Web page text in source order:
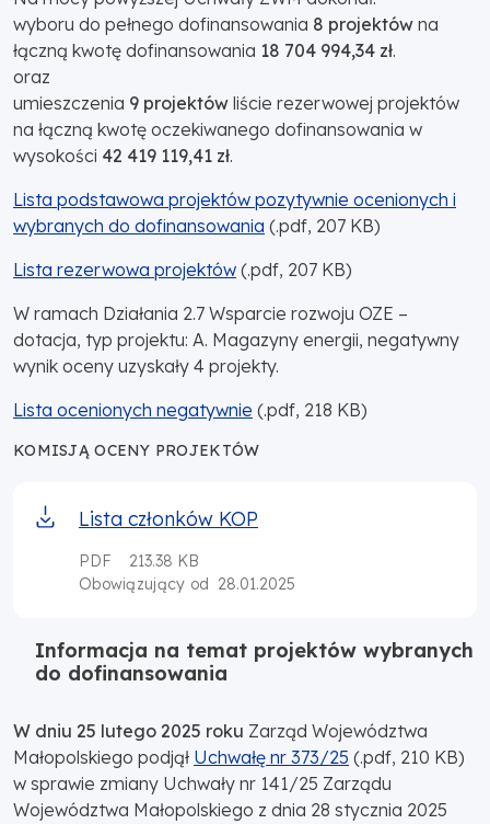
wyboru do pełnego dofinansowania 8 projektów na
łączną kwotę dofinansowania 18 704 994,34 zł.
oraz
umieszczenia 9 projektów liście rezerwowej projektów
na łączną kwotę oczekiwanego dofinansowania w
wysokości 42 419 119,41 zł.
Lista podstawowa projektów pozytywnie ocenionych i
wybranych do dofinansowania (.pdf, 207 KB)
Lista rezerwowa projektów (.pdf, 207 KB)
W ramach Działania 2.7 Wsparcie rozwoju OZE –
dotacja, typ projektu: A. Magazyny energii, negatywny
wynik oceny uzyskały 4 projekty.
Lista ocenionych negatywnie (.pdf, 218 KB)
KOMISJĄ OCENY PROJEKTÓW
Lista członków KOP
PDF
213.38 KB
Obowiązujący od 28.01.2025
Informacja na temat projektów wybranych
do dofinansowania
W dniu 25 lutego 2025 roku Zarząd Województwa
Małopolskiego podjął Uchwałę nr 373/25 (.pdf, 210 KB)
w sprawie zmiany Uchwały nr 141/25 Zarządu
Województwa Małopolskiego z dnia 28 stycznia 2025